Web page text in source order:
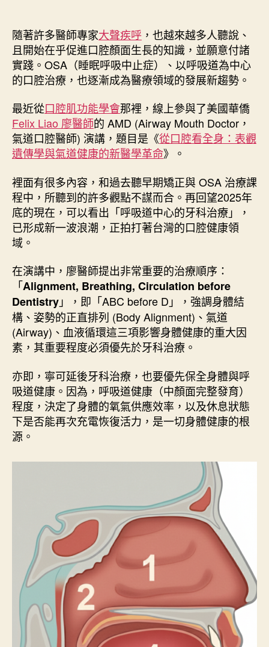
隨著許多醫師專家大聲疾呼 ，也越來越多人聽說、
且開始在乎促進口腔顏面生長的知識，並願意付諸
實踐。OSA（睡眠呼吸中止症）、以呼吸道為中心
的口腔治療，也逐漸成為醫療領域的發展新趨勢。
最近從口腔肌功能學會那裡，線上參與了美國華僑
Felix Liao 廖醫師的 AMD (Airway Mouth Doctor，
氣道口腔醫師) 演講，題目是《從口腔看全身：表觀
遺傳學與氣道健康的新醫學革命》。
裡面有很多內容，和過去聽早期矯正與 OSA 治療課
程中，所聽到的許多觀點不謀而合。再回望2025年
底的現在，可以看出「呼吸道中心的牙科治療」，
已形成新一波浪潮，正拍打著台灣的口腔健康領
域。
在演講中，廖醫師提出非常重要的治療順序：
「Alignment, Breathing, Circulation before
Dentistry」，即「ABC before D」，強調身體結
構、姿勢的正直排列 (Body Alignment)、氣道
(Airway)、血液循環這三項影響身體健康的重大因
素，其重要程度必須優先於牙科治療。
亦即，寧可延後牙科治療，也要優先保全身體與呼
吸道健康。因為，呼吸道健康（中顏面完整發育）
程度，決定了身體的氧氣供應效率，以及休息狀態
下是否能再次充電恢復活力，是一切身體健康的根
源。